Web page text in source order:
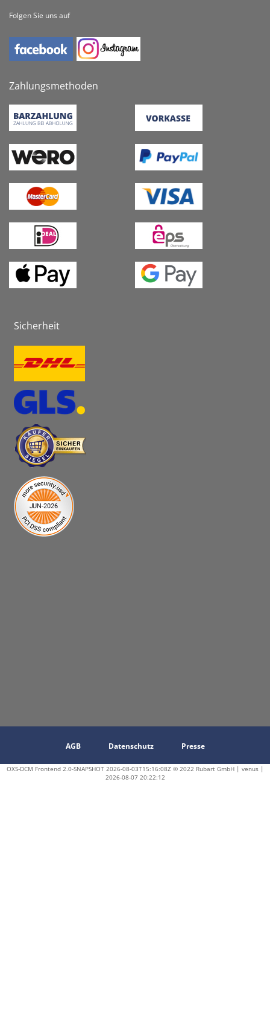
Folgen Sie uns auf
Zahlungsmethoden
Sicherheit
AGB Datenschutz Presse
OXS-DCM Frontend 2.0-SNAPSHOT 2026-08-03T15:16:08Z © 2022 Rubart GmbH | venus |
2026-08-07 20:22:12